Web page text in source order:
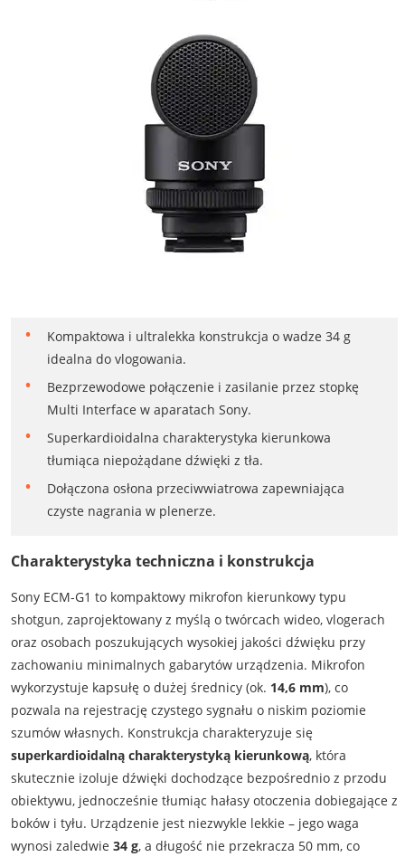
Kompaktowa i ultralekka konstrukcja o wadze 34 g
idealna do vlogowania.
Bezprzewodowe połączenie i zasilanie przez stopkę
Multi Interface w aparatach Sony.
Superkardioidalna charakterystyka kierunkowa
tłumiąca niepożądane dźwięki z tła.
Dołączona osłona przeciwwiatrowa zapewniająca
czyste nagrania w plenerze.
Charakterystyka techniczna i konstrukcja
Sony ECM-G1 to kompaktowy mikrofon kierunkowy typu
shotgun, zaprojektowany z myślą o twórcach wideo, vlogerach
oraz osobach poszukujących wysokiej jakości dźwięku przy
zachowaniu minimalnych gabarytów urządzenia. Mikrofon
wykorzystuje kapsułę o dużej średnicy (ok. 14,6 mm), co
pozwala na rejestrację czystego sygnału o niskim poziomie
szumów własnych. Konstrukcja charakteryzuje się
superkardioidalną charakterystyką kierunkową, która
skutecznie izoluje dźwięki dochodzące bezpośrednio z przodu
obiektywu, jednocześnie tłumiąc hałasy otoczenia dobiegające z
boków i tyłu. Urządzenie jest niezwykle lekkie – jego waga
wynosi zaledwie 34 g, a długość nie przekracza 50 mm, co